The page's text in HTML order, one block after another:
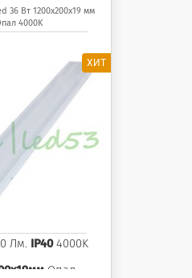
36 Вт
мм Опал
36 Вт 1200x200x19 мм
4000K
Лм. IP404000K
Опал